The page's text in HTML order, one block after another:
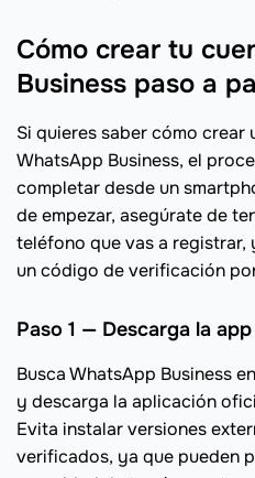
Cómo crear tu
Business paso a
Si quieres saber cómo crear
WhatsApp Business, el
completar desde un
de empezar, asegúrate de
teléfono que vas a registrar,
un código de verificación
Paso 1 — Descarga la
Busca WhatsApp Business
y descarga la aplicación
Evita instalar versiones
verificados, ya que pueden